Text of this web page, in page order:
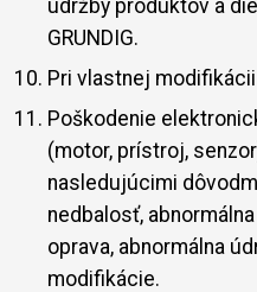
údržby produktov a
GRUNDIG.
Pri vlastnej
Poškodenie
(motor, prístroj,
nasledujúcimi
nedbalosť,
oprava, abnormálna
modifikácie.